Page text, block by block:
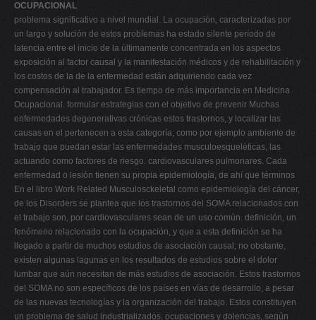
OCUPACIONAL
problema significativo a nivel mundial. La ocupación, caracterizadas por
un largo y solución de estos problemas ha estado silente período de
latencia entre el inicio de la últimamente concentrada en los aspectos
exposición al factor causal y la manifestación médicos y de rehabilitación y
los costos de la de la enfermedad están adquiriendo cada vez
compensación al trabajador. Es tiempo de más importancia en Medicina
Ocupacional. formular estrategias con el objetivo de prevenir Muchas
enfermedades degenerativas crónicas estos trastornos, y localizar las
causas en el pertenecen a esta categoría, como por ejemplo ambiente de
trabajo que puedan estar las enfermedades musculoesqueléticas, las
actuando como factores de riesgo. cardiovasculares pulmonares. Cada
enfermedad o lesión tienen su propia epidemiología, de ahí que términos
En el libro Work Related Musculosckeletal como epidemiología del cáncer,
de los Disorders se plantea que los trastornos del SOMA relacionados con
el trabajo son, por cardiovasculares sean de un uso común. definición, un
fenómeno relacionado con la ocupación, y que a esta definición se ha
llegado a partir de muchos estudios de asociación causal; no obstante,
existen algunas lagunas en los resultados de estudios sobre el dolor
lumbar que aún necesitan de más estudios de asociación. Estos trastornos
del SOMA no son específicos de los países en vías de desarrollo, a pesar
de las nuevas tecnologías y la organización del trabajo. Estos constituyen
un problema de salud industrializados, ocupaciones y dolencias, según